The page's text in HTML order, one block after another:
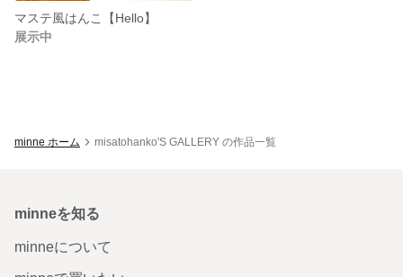
マステ風はんこ【Hello】
展示中
minne ホーム misatohanko'S GALLERY の作品一覧
minneを知る
minneについて